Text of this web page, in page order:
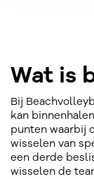
Wat is
Bij
kan
punten waarbij
wisselen van
een derde
wisselen de